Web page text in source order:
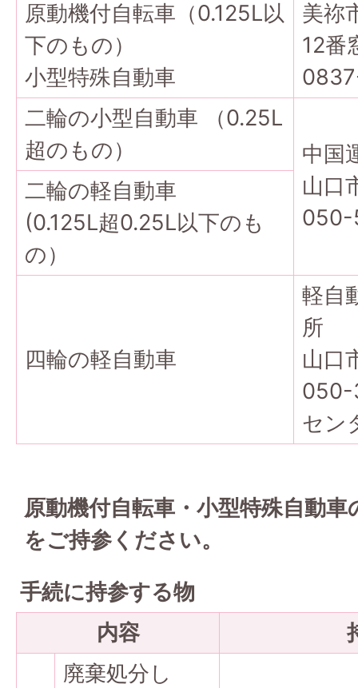
原動機付自転車（0.125L以
下のもの）
小型特殊自動車
美祢
12番
二輪の小型自動車 （0.25L
超のもの）
中国
山口
050-
二輪の軽自動車
(0.125L超0.25L以下のも
の）
四輪の軽自動車
軽自
所
山口
050-
セン
原動機付自転車・小型特殊自動
をご持参ください。
手続に持参する物
内容
廃棄処分し